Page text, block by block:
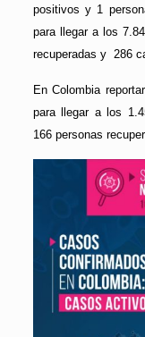
positivos y 1
para llegar a los
recuperadas y 286
En Colombia
para llegar a los
166 personas